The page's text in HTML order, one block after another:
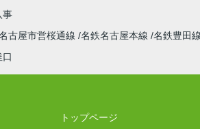
事
古屋市営桜通線 名鉄名古屋本線 名鉄豊田
口
トップページ